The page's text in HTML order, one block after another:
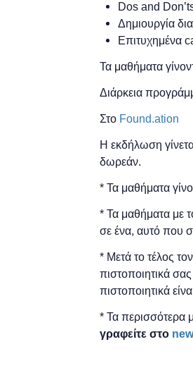
Dos and
Δημιουργία
Επιτυχημένα
Τα μαθήματα
Διάρκεια
Στο Found.ation
Η εκδήλωση
δωρεάν.
* Τα μαθήματα
* Τα μαθήματα με
σε ένα, αυτό που
* Μετά το τέλος
πιστοποιητικά
πιστοποιητικά
* Τα περισσότερα
γραφείτε στο